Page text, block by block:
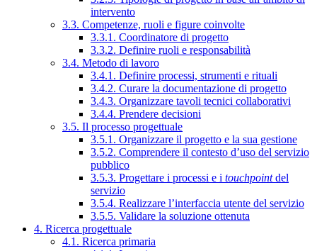
intervento
3.3. Competenze, ruoli e figure coinvolte
3.3.1. Coordinatore di progetto
3.3.2. Definire ruoli e responsabilità
3.4. Metodo di lavoro
3.4.1. Definire processi, strumenti e rituali
3.4.2. Curare la documentazione di progetto
3.4.3. Organizzare tavoli tecnici collaborativi
3.4.4. Prendere decisioni
3.5. Il processo progettuale
3.5.1. Organizzare il progetto e la sua gestione
3.5.2. Comprendere il contesto d’uso del servizio
pubblico
3.5.3. Progettare i processi e i touchpointdel
servizio
3.5.4. Realizzare l’interfaccia utente del servizio
3.5.5. Validare la soluzione ottenuta
4. Ricerca progettuale
4.1. Ricerca primaria